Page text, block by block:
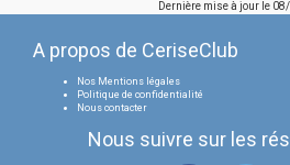
Dernière mise à jour le
A propos de CeriseClub
Nos Mentions légales
Politique de confidentialité
Nous contacter
Nous suivre sur les